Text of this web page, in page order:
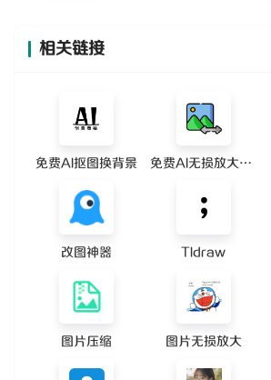
相关链接
免费AI抠图换背景 免费AI无损放大图片
改图神器 Tldraw
图片压缩 图片无损放大